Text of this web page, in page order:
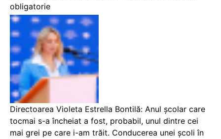
obligatorie
Directoarea Violeta Estrella Bontilă: Anul școlar care
tocmai s-a încheiat a fost, probabil, unul dintre cei
mai grei pe care i-am trăit. Conducerea unei școli în